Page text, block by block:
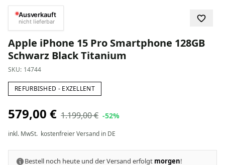
Ausverkauft
nicht lieferbar
Apple iPhone 15 Pro Smartphone 128GB
Schwarz Black Titanium
SKU: 14744
REFURBISHED - EXZELLENT
579,00 € 1.199,00 € -52%
inkl. MwSt. kostenfreier Versand in DE
Bestell noch heute und der Versand erfolgt morgen!